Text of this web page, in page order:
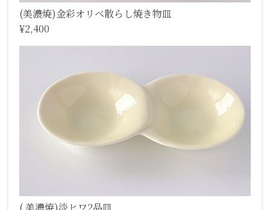
(美濃焼)金彩オリベ散らし焼き物皿
¥2,400